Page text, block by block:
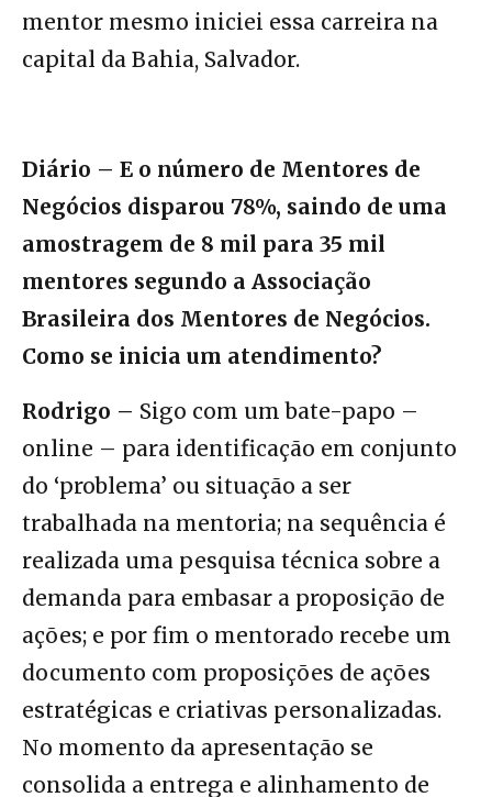
mentor mesmo iniciei essa carreira na
capital da Bahia, Salvador.
Diário – E o número de Mentores de
Negócios disparou 78%, saindo de uma
amostragem de 8 mil para 35 mil
mentores segundo a Associação
Brasileira dos Mentores de Negócios.
Como se inicia um atendimento?
Rodrigo – Sigo com um bate-papo –
online – para identificação em conjunto
do ‘problema’ ou situação a ser
trabalhada na mentoria; na sequência é
realizada uma pesquisa técnica sobre a
demanda para embasar a proposição de
ações; e por fim o mentorado recebe um
documento com proposições de ações
estratégicas e criativas personalizadas.
No momento da apresentação se
consolida a entrega e alinhamento de